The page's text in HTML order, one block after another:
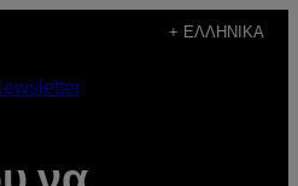
+ ΕΛΛΗΝΙΚΆ